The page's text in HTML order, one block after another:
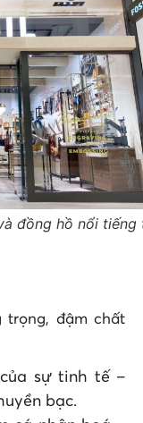
đồng hồ nổi tiếng
trọng, đậm chất
sự tinh tế –
bạc.